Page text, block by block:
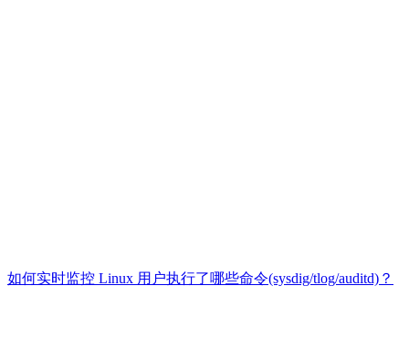
如何实时监控 Linux 用户执行了哪些命令(sysdig/tlog/auditd)？